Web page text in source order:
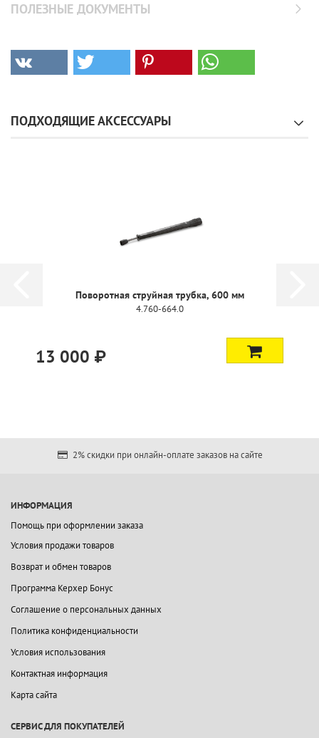
ПОЛЕЗНЫЕ ДОКУМЕНТЫ
ПОДХОДЯЩИЕ АКСЕССУАРЫ
Поворотная струйная трубка, 600 мм
4.760-664.0
13 000 ₽
2% скидки при онлайн-оплате заказов на сайте
ИНФОРМАЦИЯ
Помощь при оформлении заказа
Условия продажи товаров
Возврат и обмен товаров
Программа Керхер Бонус
Соглашение о персональных данных
Политика конфиденциальности
Условия использования
Контактная информация
Карта сайта
СЕРВИС ДЛЯ ПОКУПАТЕЛЕЙ